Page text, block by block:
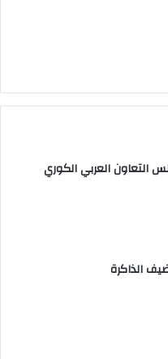
التعاون العربي الكوري
الذاكرة